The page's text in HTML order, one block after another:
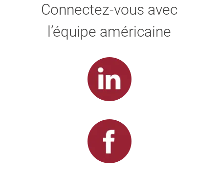
Connectez-vous avec
l’équipe américaine